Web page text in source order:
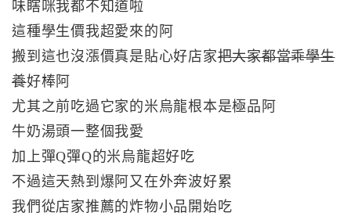
味瞎咪我都不知道啦
這種學生價我超愛來的阿
搬到這也沒漲價真是貼心好店家把大家都當乖學生
養好棒阿
尤其之前吃過它家的米烏龍根本是極品阿
牛奶湯頭一整個我愛
加上彈Q彈Q的米烏龍超好吃
不過這天熱到爆阿又在外奔波好累
我們從店家推薦的炸物小品開始吃